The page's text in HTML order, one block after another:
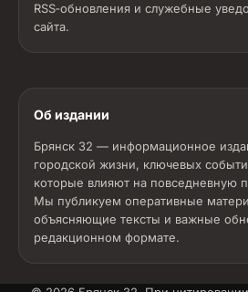
RSS‑обновления и служебные
сайта.
Об издании
Брянск 32 — информационное
городской жизни, ключевых
которые влияют на повседневную
Мы публикуем оперативные
объясняющие тексты и важные
редакционном формате.